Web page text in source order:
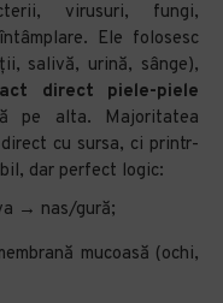
virusuri, fungi,
Ele folosesc
salivă, urină, sânge),
direct piele-piele
pe alta. Majoritatea
cu sursa, ci printr-
dar perfect logic:
→ nas/gură;
mucoasă (ochi,